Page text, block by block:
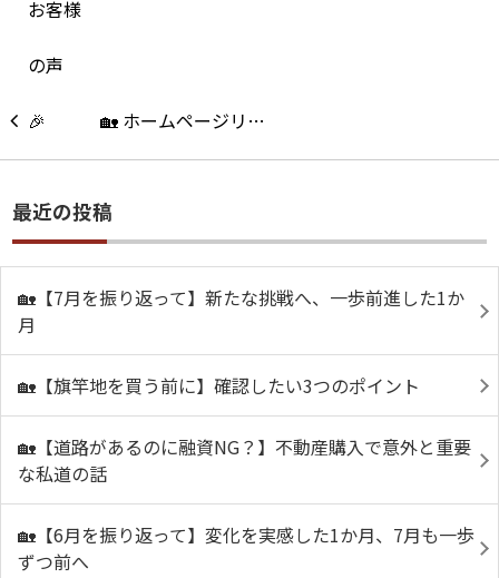
🏡 ホームページリ…
最近の投稿
🏡【7月を振り返って】新たな挑戦へ、一歩前進した1か
月
🏡【旗竿地を買う前に】確認したい3つのポイント
🏡【道路があるのに融資NG？】不動産購入で意外と重要
な私道の話
🏡【6月を振り返って】変化を実感した1か月、7月も一歩
ずつ前へ